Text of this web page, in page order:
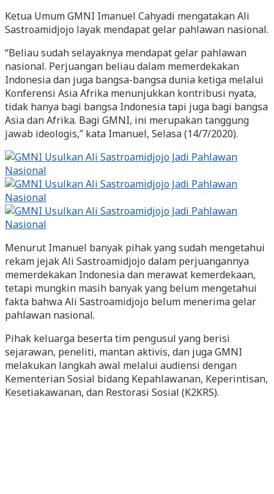
Ketua Umum GMNI Imanuel Cahyadi mengatakan Ali
Sastroamidjojo layak mendapat gelar pahlawan nasional.
“Beliau sudah selayaknya mendapat gelar pahlawan
nasional. Perjuangan beliau dalam memerdekakan
Indonesia dan juga bangsa-bangsa dunia ketiga melalui
Konferensi Asia Afrika menunjukkan kontribusi nyata,
tidak hanya bagi bangsa Indonesia tapi juga bagi bangsa
Asia dan Afrika. Bagi GMNI, ini merupakan tanggung
jawab ideologis,” kata Imanuel, Selasa (14/7/2020).
Menurut Imanuel banyak pihak yang sudah mengetahui
rekam jejak Ali Sastroamidjojo dalam perjuangannya
memerdekakan Indonesia dan merawat kemerdekaan,
tetapi mungkin masih banyak yang belum mengetahui
fakta bahwa Ali Sastroamidjojo belum menerima gelar
pahlawan nasional.
Pihak keluarga beserta tim pengusul yang berisi
sejarawan, peneliti, mantan aktivis, dan juga GMNI
melakukan langkah awal melalui audiensi dengan
Kementerian Sosial bidang Kepahlawanan, Keperintisan,
Kesetiakawanan, dan Restorasi Sosial (K2KRS).